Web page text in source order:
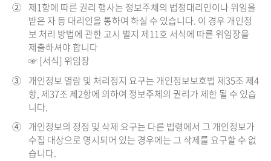
② 제1항에 따른 권리 행사는 정보주체의 법정대리인이나 위임을
받은 자 등 대리인을 통하여 하실 수 있습니다. 이 경우 개인정
보 처리 방법에 관한 고시 별지 제11호 서식에 따른 위임장을
제출하셔야 합니다
☞ [서식] 위임장
③ 개인정보 열람 및 처리정지 요구는 개인정보보호법 제35조 제4
항, 제37조 제2항에 의하여 정보주체의 권리가 제한 될 수 있습
니다.
④ 개인정보의 정정 및 삭제 요구는 다른 법령에서 그 개인정보가
수집 대상으로 명시되어 있는 경우에는 그 삭제를 요구할 수 없
습니다.